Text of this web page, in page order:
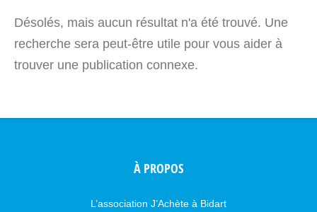
Désolés, mais aucun résultat n'a été trouvé. Une
recherche sera peut-être utile pour vous aider à
trouver une publication connexe.
À PROPOS
L’association J’Achète à Bidart